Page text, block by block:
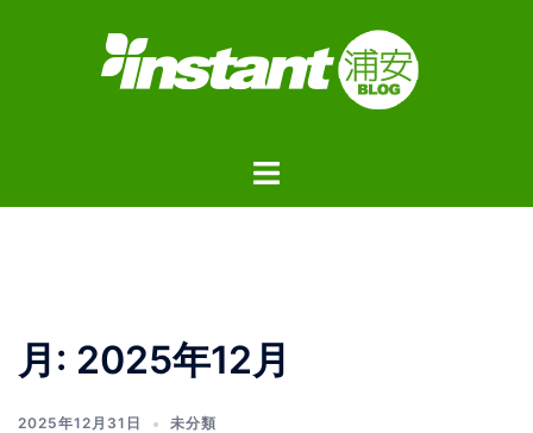
ト
ー
月: 2025年12月
2025年12月31日 未分類